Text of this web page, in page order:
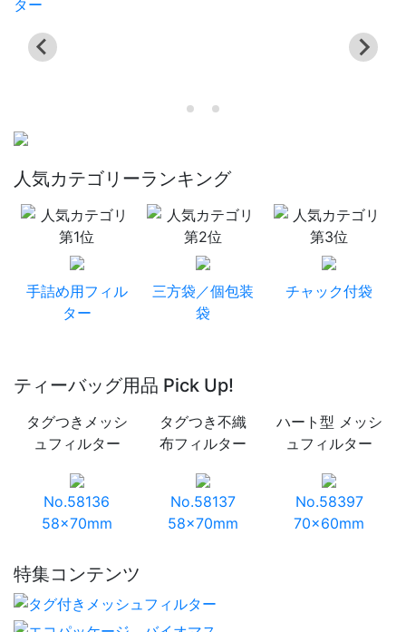
人気カテゴリーランキング
手詰め用フィル
ター
三方袋／個包装
袋
チャック付袋
ティーバッグ用品 Pick Up!
タグつきメッシ
ュフィルター
No.58136
58×70mm
タグつき不織
布フィルター
No.58137
58×70mm
ハート型 メッシ
ュフィルター
No.58397
70×60mm
特集コンテンツ